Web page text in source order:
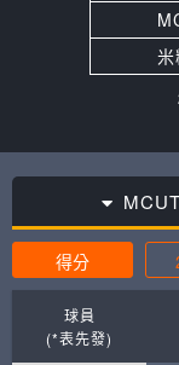
MCUT
得分
球員
(*表先發)